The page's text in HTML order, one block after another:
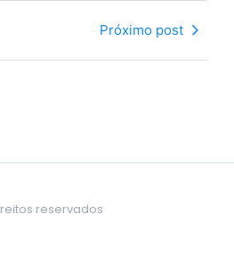
Próximo post
reservados